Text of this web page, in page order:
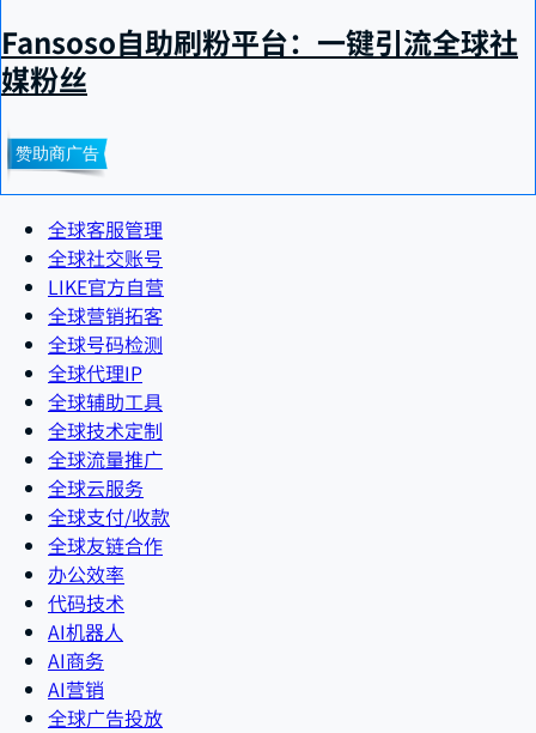
Fansoso自助刷粉平台：一键引流全球社
媒粉丝
全球客服管理
全球社交账号
LIKE官方自营
全球营销拓客
全球号码检测
全球代理IP
全球辅助工具
全球技术定制
全球流量推广
全球云服务
全球支付/收款
全球友链合作
办公效率
代码技术
AI机器人
AI商务
AI营销
全球广告投放